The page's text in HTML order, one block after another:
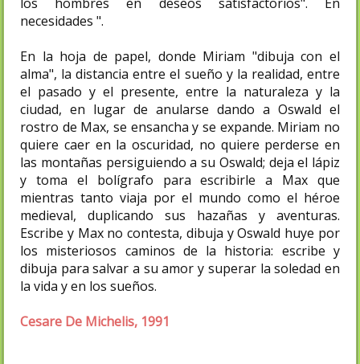
necesidades ".
En la hoja de papel, donde Miriam "dibuja con el
alma", la distancia entre el sueño y la realidad, entre
el pasado y el presente, entre la naturaleza y la
ciudad, en lugar de anularse dando a Oswald el
rostro de Max, se ensancha y se expande. Miriam no
quiere caer en la oscuridad, no quiere perderse en
las montañas persiguiendo a su Oswald; deja el lápiz
y toma el bolígrafo para escribirle a Max que
mientras tanto viaja por el mundo como el héroe
medieval, duplicando sus hazañas y aventuras.
Escribe y Max no contesta, dibuja y Oswald huye por
los misteriosos caminos de la historia: escribe y
dibuja para salvar a su amor y superar la soledad en
la vida y en los sueños.
Cesare De Michelis, 1991